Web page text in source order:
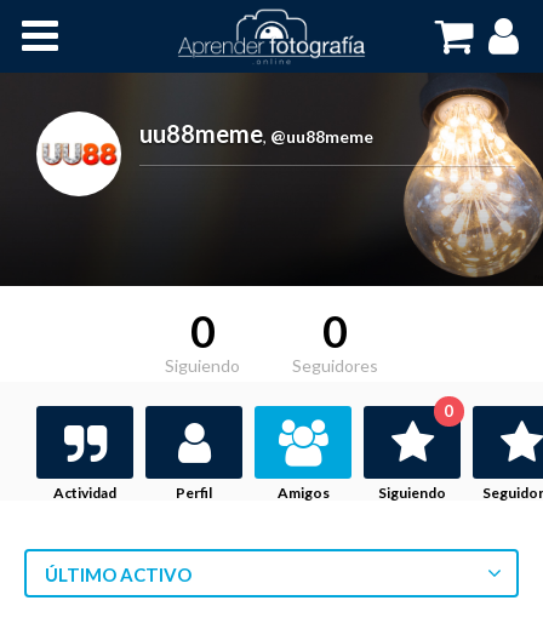
Cursos OnLine
uu88meme, @uu88meme
0
Siguiendo
0
Seguidores
Actividad Perfil Amigos Siguiendo
0
ÚLTIMO ACTIVO